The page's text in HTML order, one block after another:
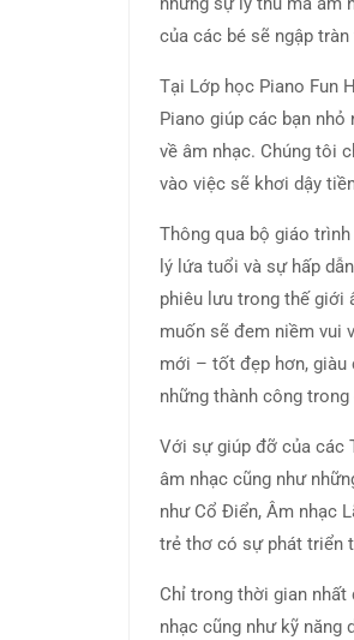
của các bé sẽ ngập
Tại Lớp học Piano Fun
Piano giúp các bạn
về âm nhạc. Chúng tôi
vào việc sẽ khơi dậy
Thông qua bộ giáo
lý lứa tuổi và sự hấp
phiêu lưu trong thế giới
muốn sẽ đem niềm vui
mới – tốt đẹp hơn, giàu
những thành công
Với sự giúp đỡ của các
âm nhạc cũng như
như Cổ Điển, Âm nhạc
trẻ thơ có sự phát triển
Chỉ trong thời gian
nhạc cũng như kỹ năng